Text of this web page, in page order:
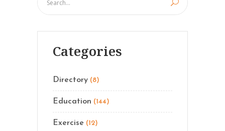
Categories
Directory (8)
Education (144)
Exercise (12)